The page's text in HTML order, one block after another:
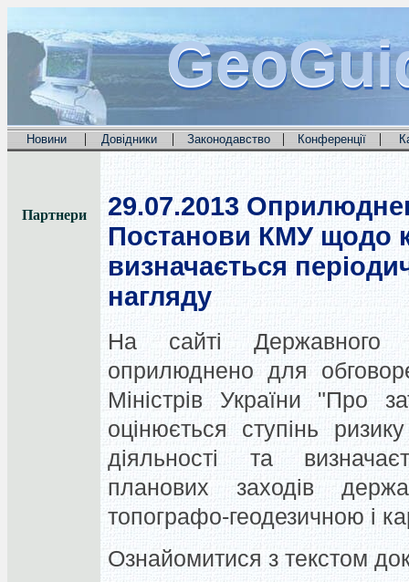
Новини | Довідники | Законодавство | Конференції |
Партнери 29.07.2013
Постанови КМУ щодо
визначається
нагляду
На сайті Державного
оприлюднено для
Міністрів України "Про
оцінюється ступінь
діяльності та
планових заходів
топографо-геодезичною і
Ознайомитися з текстом